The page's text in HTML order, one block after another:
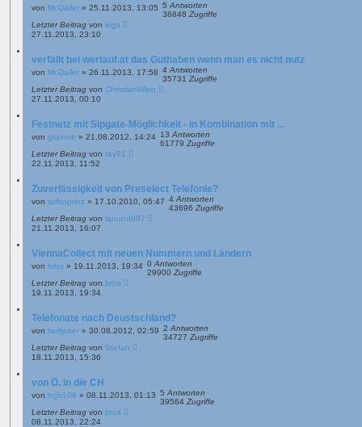
von Mr.Dailer » 25.11.2013, 13:05 5 Antworten
38848 Zugriffe
Letzter Beitrag von eigs
27.11.2013, 23:10
verfällt bei wertauf.at das Guthaben wenn man es nicht nutz
von Mr.Dailer » 26.11.2013, 17:58 4 Antworten
35731 Zugriffe
Letzter Beitrag von ChristianWien
27.11.2013, 00:10
Festnetz mit Sipgate-Möglichkeit - in Kombination mit ...
von grainne » 21.08.2012, 14:24 13 Antworten
61779 Zugriffe
Letzter Beitrag von ray81
22.11.2013, 11:52
Zuverlässigkeit von Preselect Telefonie?
von turboprinz » 17.10.2010, 05:47 4 Antworten
43696 Zugriffe
Letzter Beitrag von lanund897
21.11.2013, 16:07
ViennaCollect mit neuen Nummern und Ländern
von brus » 19.11.2013, 19:34 0 Antworten
29900 Zugriffe
Letzter Beitrag von brus
19.11.2013, 19:34
Telefonate nach Deustschland?
von tarifjoker » 30.08.2012, 02:59 2 Antworten
34727 Zugriffe
Letzter Beitrag von Stefan
18.11.2013, 15:36
von Ö. in die CH
von hgb108 » 08.11.2013, 01:13 5 Antworten
39564 Zugriffe
Letzter Beitrag von brus
08.11.2013, 22:24